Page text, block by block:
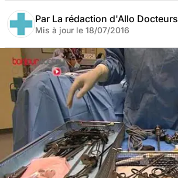
Par La rédaction d'Allo Docteurs
Mis à jour le 18/07/2016